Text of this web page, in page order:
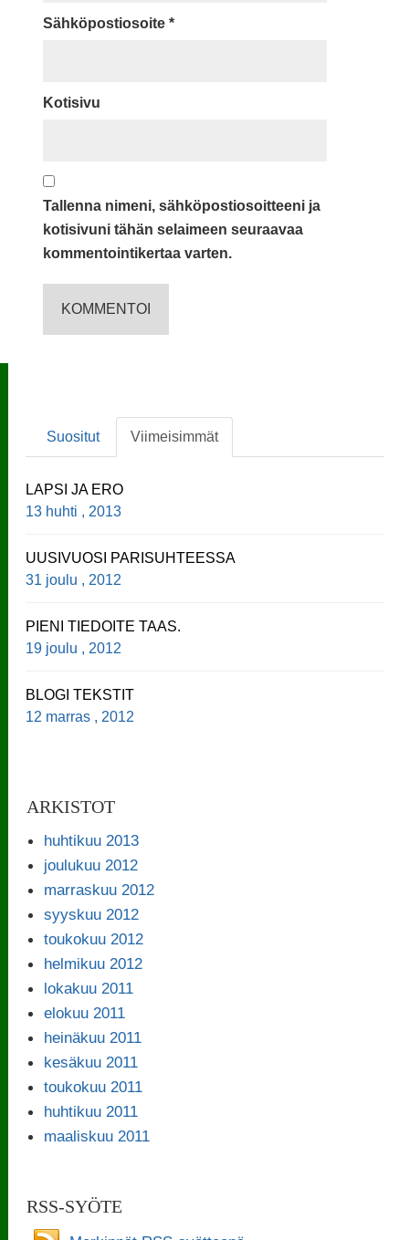
Sähköpostiosoite *
Kotisivu
Tallenna nimeni, sähköpostiosoitteeni ja
kotisivuni tähän selaimeen seuraavaa
kommentointikertaa varten.
Suositut Viimeisimmät
LAPSI JA ERO
13 huhti , 2013
UUSIVUOSI PARISUHTEESSA
31 joulu , 2012
PIENI TIEDOITE TAAS.
19 joulu , 2012
BLOGI TEKSTIT
12 marras , 2012
ARKISTOT
huhtikuu 2013
joulukuu 2012
marraskuu 2012
syyskuu 2012
toukokuu 2012
helmikuu 2012
lokakuu 2011
elokuu 2011
heinäkuu 2011
kesäkuu 2011
toukokuu 2011
huhtikuu 2011
maaliskuu 2011
RSS-SYÖTE